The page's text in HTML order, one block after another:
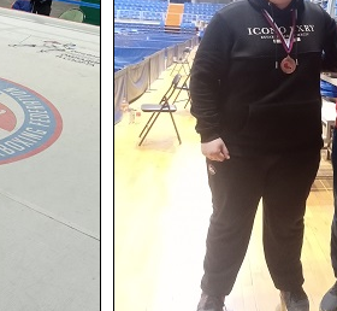
ПРАКТИЧНЕ
УЧЕНИЦИ
КОЛЕКТИВ
ГАЛЕРИЈА
КОНТАКТ